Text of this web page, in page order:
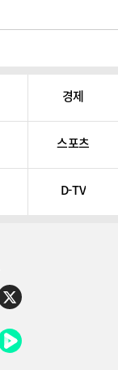
경제
스포츠
D-TV